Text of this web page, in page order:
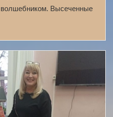
Высеченные